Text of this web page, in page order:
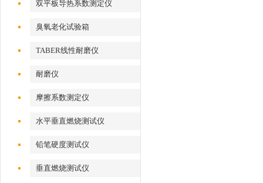
双平板导热系数测定仪
臭氧老化试验箱
TABER线性耐磨仪
耐磨仪
摩擦系数测定仪
水平垂直燃烧测试仪
铅笔硬度测试仪
垂直燃烧测试仪